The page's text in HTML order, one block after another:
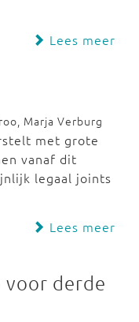
Lees meer
Marja Verburg
met grote
vanaf dit
legaal joints
Lees meer
voor derde